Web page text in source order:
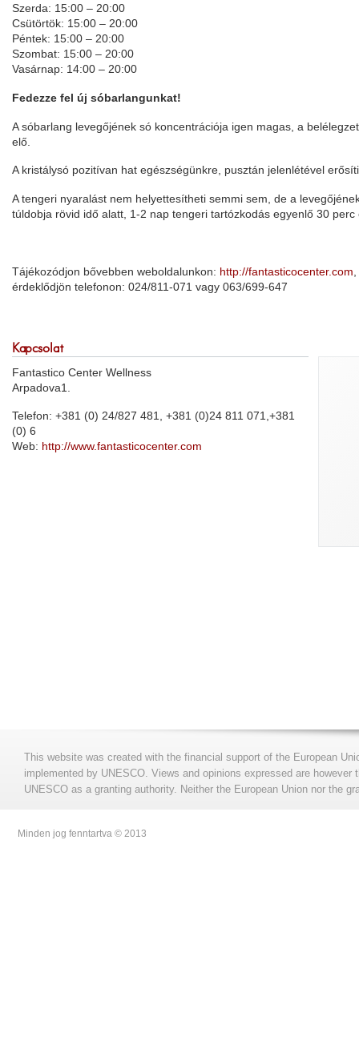
Szerda: 15:00 – 20:00
Csütörtök: 15:00 – 20:00
Péntek: 15:00 – 20:00
Szombat: 15:00 – 20:00
Vasárnap: 14:00 – 20:00
Fedezze fel új sóbarlangunkat!
A sóbarlang levegőjének só koncentrációja igen magas, a
elő.
A kristálysó pozitívan hat egészségünkre, pusztán jelenlétével
A tengeri nyaralást nem helyettesítheti semmi sem, de a
túldobja rövid idő alatt, 1-2 nap tengeri tartózkodás egyenlő 30
Tájékozódjon bővebben weboldalunkon: http://fantasticocenter.com
érdeklődjön telefonon: 024/811-071 vagy 063/699-647
Kapcsolat
Fantastico Center Wellness
Arpadova1.
Telefon: +381 (0) 24/827 481, +381 (0)24 811 071,+381
(0) 6
Web: http://www.fantasticocenter.com
This website was created with the financial support of the European
implemented by UNESCO. Views and opinions expressed are
UNESCO as a granting authority. Neither the European Union nor the
Minden jog fenntartva © 2013